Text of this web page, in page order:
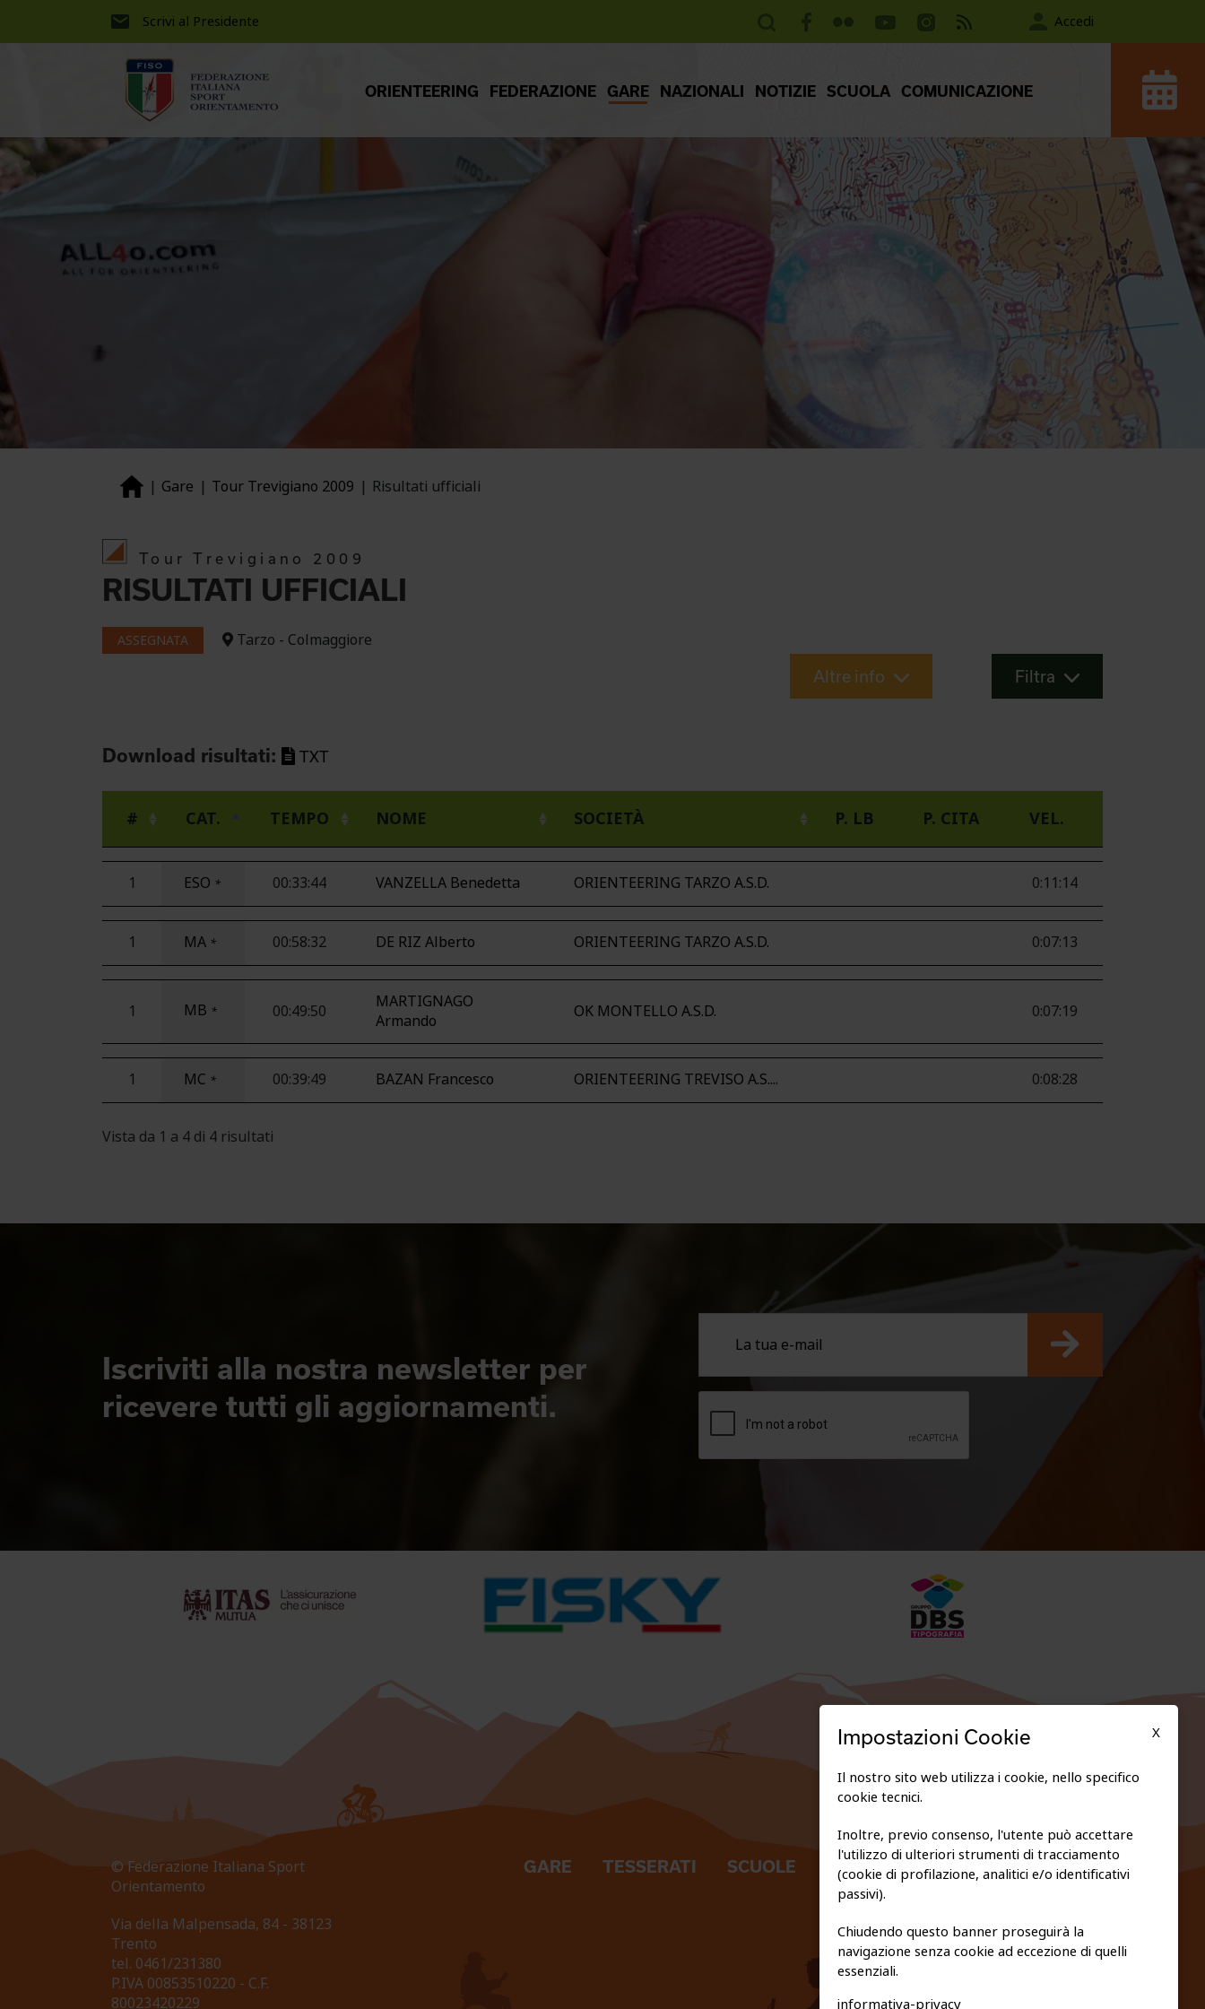
Scrivi al Presidente Accedi
ORIENTEERING FEDERAZIONE GARE NAZIONALI NOTIZIE SCUOLA COMUNICAZIONE
Gare Tour Trevigiano 2009 Risultati ufficiali
Tour Trevigiano 2009
RISULTATI UFFICIALI
ASSEGNATA Tarzo - Colmaggiore
Altre info Filtra
Download risultati: TXT
# CAT. TEMPO NOME SOCIETÀ P. LB P. CITA VEL.
1 ESO * 00:33:44 VANZELLA Benedetta ORIENTEERING TARZO A.S.D. 0:11:14
1 MA * 00:58:32 DE RIZ Alberto ORIENTEERING TARZO A.S.D. 0:07:13
1 MB * 00:49:50
MARTIGNAGO
Armando
OK MONTELLO A.S.D. 0:07:19
1 MC * 00:39:49 BAZAN Francesco ORIENTEERING TREVISO A.S.... 0:08:28
Vista da 1 a 4 di 4 risultati
Iscriviti alla nostra newsletter per
ricevere tutti gli aggiornamenti.
© Federazione Italiana Sport
Orientamento
Via della Malpensada, 84 - 38123
Trento
tel. 0461/231380
P.IVA 00853510220 - C.F.
80023420229
GARE TESSERATI SCUOLE
FEDERAZIONE TRASPARENTE
PRIVACY E COOKIE POLICY
X
Impostazioni Cookie
Il nostro sito web utilizza i cookie, nello specifico
cookie tecnici.
Inoltre, previo consenso, l'utente può accettare
l'utilizzo di ulteriori strumenti di tracciamento
(cookie di profilazione, analitici e/o identificativi
passivi).
Chiudendo questo banner proseguirà la
navigazione senza cookie ad eccezione di quelli
essenziali.
informativa-privacy